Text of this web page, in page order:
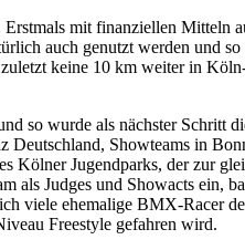
mit finanziellen Mitteln
auch genutzt werden und
keine 10 km weiter in
so wurde als nächster
Showteams in
Kölner Jugendparks, der zur
Judges und Showacts ein,
viele ehemalige BMX-Racer
Freestyle gefahren wird.